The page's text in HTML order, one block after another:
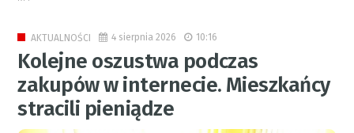
AKTUALNOŚCI 4 sierpnia 2026 10:16
Kolejne oszustwa podczas
zakupów w internecie. Mieszkańcy
stracili pieniądze